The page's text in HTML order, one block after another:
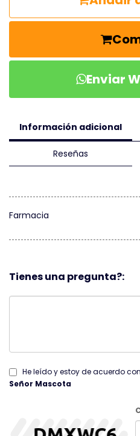
Enviar
Información adicional
Reseñas
Farmacia
Tienes una pregunta?:
He leído y estoy de acuerdo
Señor Mascota